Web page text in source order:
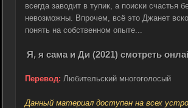
всегда заводит в тупик, а поиски счастья
невозможны. Впрочем, всё это Джанет
понять на собственном опыте...
Я, я сама и Ди (2021) смотреть
Перевод: Любительский многоголосый
Данный материал доступен на всех